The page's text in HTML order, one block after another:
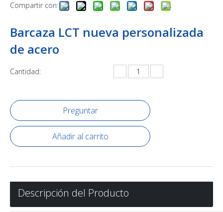
Compartir con:
Barcaza LCT nueva personalizada
de acero
Cantidad:
Preguntar
Añadir al carrito
Descripción del Producto